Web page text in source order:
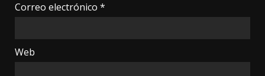
Correo electrónico *
Web